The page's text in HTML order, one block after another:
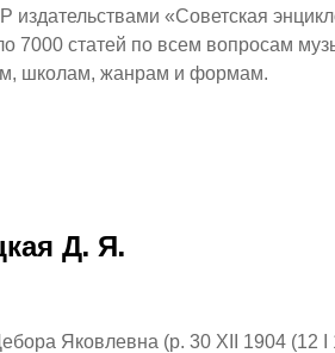
издательствами «Советская
7000 статей по всем вопросам
школам, жанрам и формам.
Д. Я.
Яковлевна (p. 30 XII 1904 (12